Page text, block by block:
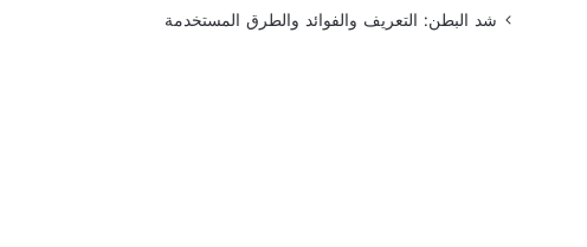
شد البطن: التعريف والفوائد والطرق المستخدمة